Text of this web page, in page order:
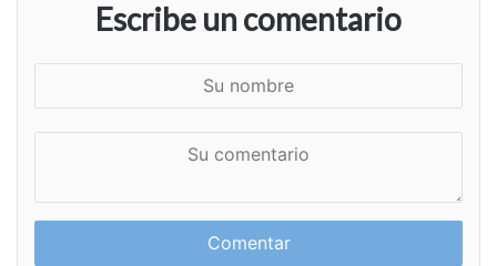
Escribe un comentario